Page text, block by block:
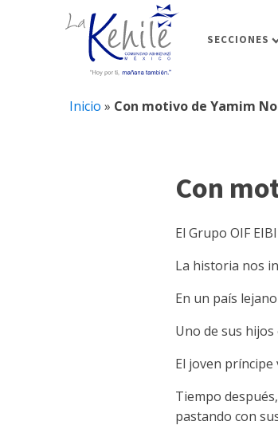
SECCIONES
Inicio » Con motivo de Yamim
Con
El Grupo OIF
La historia nos
En un país
Uno de sus
El joven
Tiempo
pastando con